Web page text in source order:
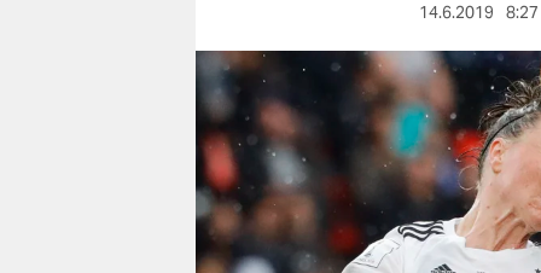
wahrheit
verlag
verlag
veranstaltungen
shop
14.6.2019